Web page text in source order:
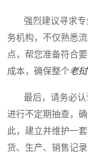
强烈建议寻求专
务机构，不仅熟悉
点，帮您准备符合
成本，确保整个老
最后，请务必认
进行不定期抽查，
此，建立并维护一
货、生产、销售记